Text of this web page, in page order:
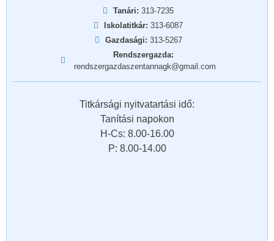
Tanári: 313-7235
Iskolatitkár: 313-6087
Gazdasági: 313-5267
Rendszergazda:
rendszergazdaszentannagk@gmail.com
Titkársági nyitvatartási idő:
Tanítási napokon
H-Cs: 8.00-16.00
P: 8.00-14.00